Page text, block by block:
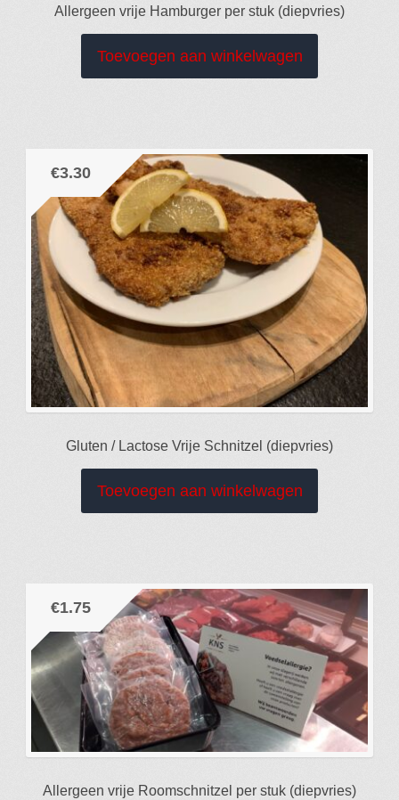
Allergeen vrije Hamburger per stuk (diepvries)
Toevoegen aan winkelwagen
Gluten / Lactose Vrije Schnitzel (diepvries)
€3.30
Toevoegen aan winkelwagen
Allergeen vrije Roomschnitzel per stuk (diepvries)
€1.75